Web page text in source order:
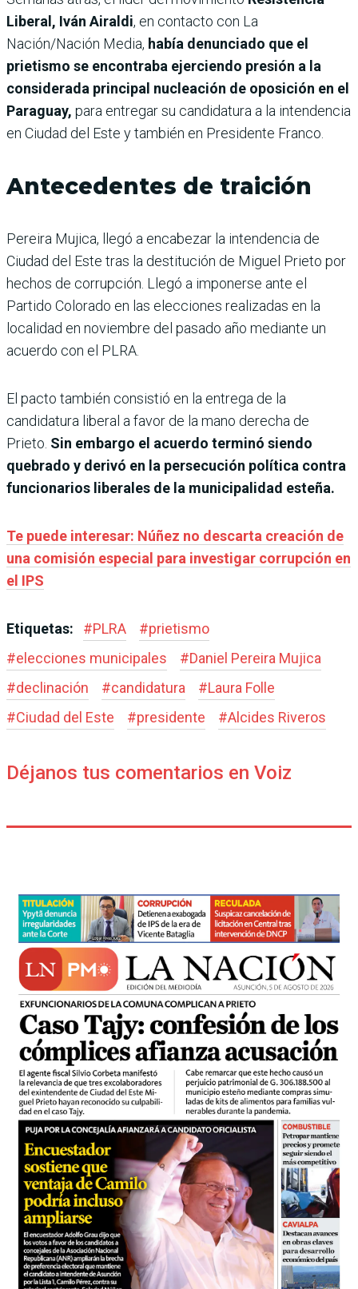
Liberal, Iván Airaldi, en contacto con La
Nación/Nación Media, había denunciado que el
prietismo se encontraba ejerciendo presión a la
considerada principal nucleación de oposición en el
Paraguay, para entregar su candidatura a la intendencia
en Ciudad del Este y también en Presidente Franco.
Antecedentes de traición
Pereira Mujica, llegó a encabezar la intendencia de
Ciudad del Este tras la destitución de Miguel Prieto por
hechos de corrupción. Llegó a imponerse ante el
Partido Colorado en las elecciones realizadas en la
localidad en noviembre del pasado año mediante un
acuerdo con el PLRA.
El pacto también consistió en la entrega de la
candidatura liberal a favor de la mano derecha de
Prieto. Sin embargo el acuerdo terminó siendo
quebrado y derivó en la persecución política contra
funcionarios liberales de la municipalidad esteña.
Te puede interesar: Núñez no descarta creación de
una comisión especial para investigar corrupción en
el IPS
Etiquetas: #PLRA #prietismo
#elecciones municipales #Daniel Pereira Mujica
#declinación #candidatura #Laura Folle
#Ciudad del Este #presidente #Alcides Riveros
Déjanos tus comentarios en Voiz